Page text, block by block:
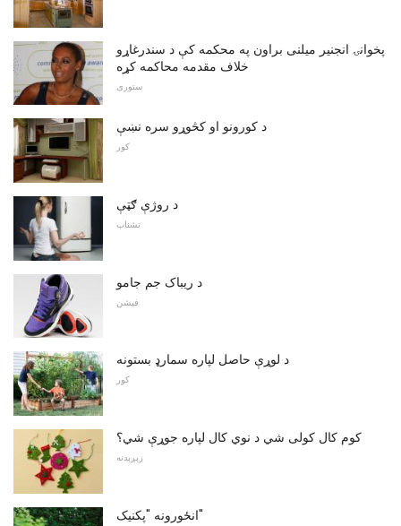
پخوانۍ انجنیر میلنی براون په محکمه کې د سندرغاړو
خلاف مقدمه محاکمه کړه
ستوری
د کورونو او کڅوړو سره نښې
کور
د روژې ګټې
تشناب
د ریباک جم جامو
فیشن
د لوړې حاصل لپاره سمارډ بستونه
کور
کوم کال کولی شي د نوي کال لپاره جوړې شي؟
زېږېدنه
انځورونه "پکنیک"